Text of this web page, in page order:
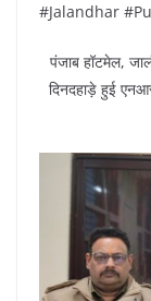
#Jalandhar
पंजाब हॉटमेल,
दिनदहाड़े हुई